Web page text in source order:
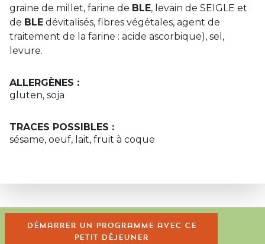
graine de millet, farine de BLE, levain de SEIGLE et
de BLE dévitalisés, fibres végétales, agent de
traitement de la farine : acide ascorbique), sel,
levure.
ALLERGÈNES :
gluten, soja
TRACES POSSIBLES :
sésame, oeuf, lait, fruit à coque
Démarrer un programme avec ce
petit déjeuner